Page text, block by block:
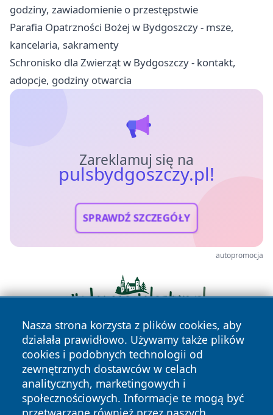
godziny, zawiadomienie o przestępstwie
Parafia Opatrzności Bożej w Bydgoszczy - msze,
kancelaria, sakramenty
Schronisko dla Zwierząt w Bydgoszczy - kontakt,
adopcje, godziny otwarcia
Zareklamuj się na
pulsbydgoszczy.pl!
SPRAWDŹ SZCZEGÓŁY
autopromocja
Nasza strona korzysta z plików cookies, aby
działała prawidłowo. Używamy także plików
cookies i podobnych technologii od
zewnętrznych dostawców w celach
analitycznych, marketingowych i
społecznościowych. Informacje te mogą być